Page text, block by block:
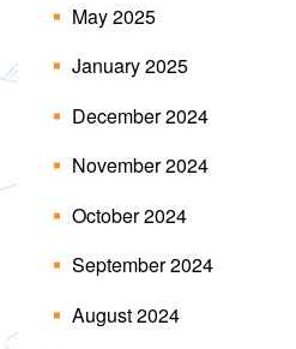
May 2025
January 2025
December 2024
November 2024
October 2024
September 2024
August 2024